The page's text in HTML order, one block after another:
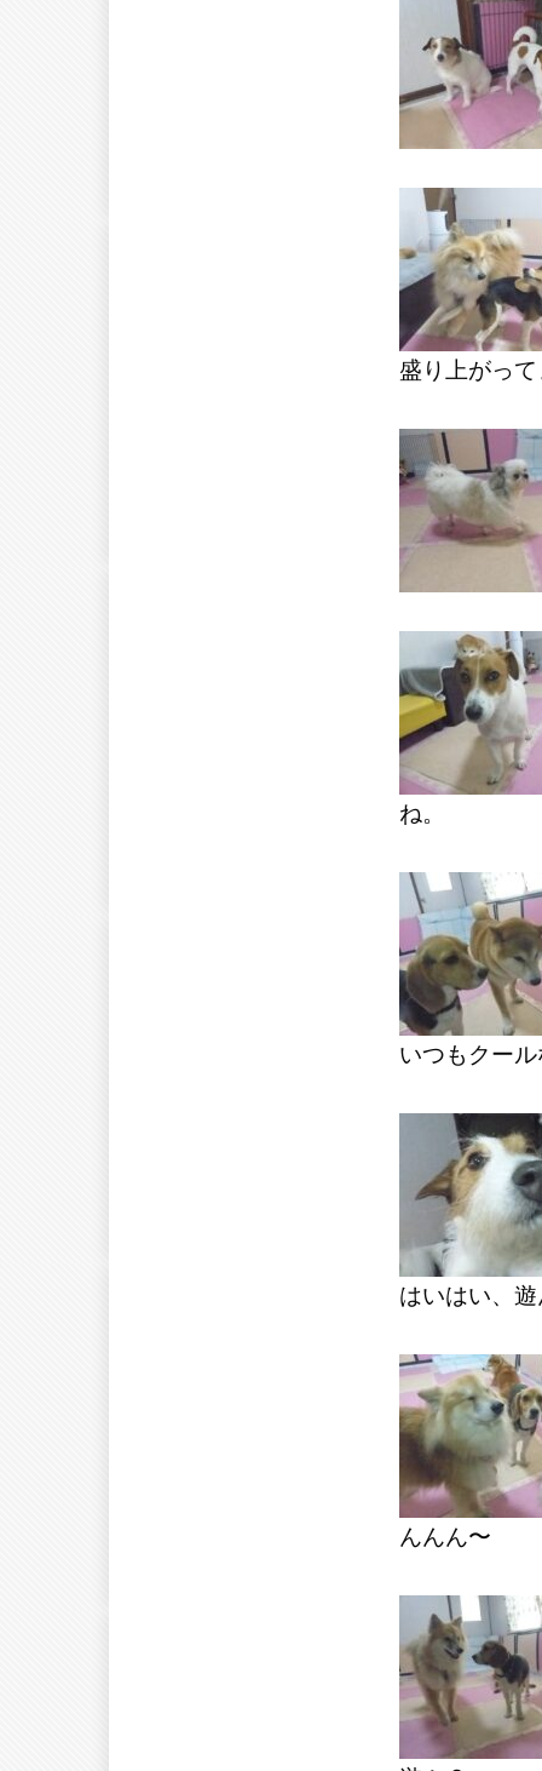
盛り上がっ
ね。
いつもクー
はいはい、
んんん〜